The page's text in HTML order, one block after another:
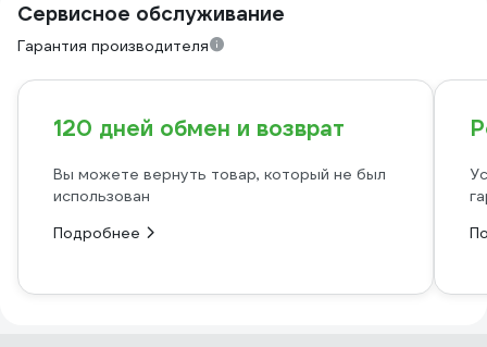
Сервисное обслуживание
Гарантия производителя
120 дней обмен и возврат
Вы можете вернуть товар, который не был
использован
Подробнее